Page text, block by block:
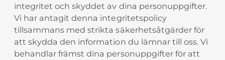
integritet och skyddet av dina personuppgifter.
Vi har antagit denna integritetspolicy
tillsammans med strikta säkerhetsåtgärder för
att skydda den information du lämnar till oss. Vi
behandlar främst dina personuppgifter för att